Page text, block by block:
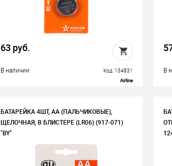
63 руб.
В наличии Код: 134831
Airline
В
БАТАРЕЙКА 4ШТ, АА (ПАЛЬЧИКОВЫЕ),
ЩЕЛОЧНАЯ, В БЛИСТЕРЕ (LR06) (917-071)
"BY"